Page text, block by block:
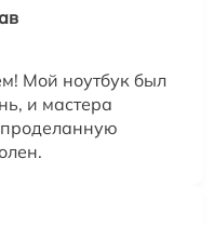
Мой ноутбук был
и мастера